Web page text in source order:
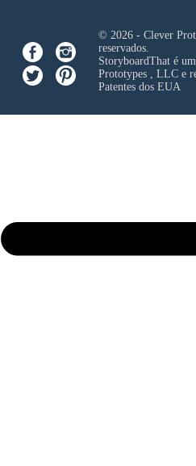
© 2026 - Clever
reservados.
StoryboardThat é
Prototypes , LLCe
Patentes dos EUA